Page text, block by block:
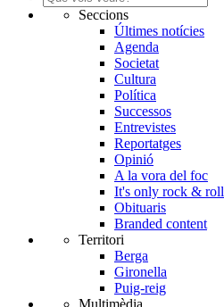
Seccions
Últimes notícies
Agenda
Societat
Cultura
Política
Successos
Entrevistes
Reportatges
Opinió
A la vora del foc
It's only rock & roll
Obituaris
Branded content
Territori
Berga
Gironella
Puig-reig
Multimèdia